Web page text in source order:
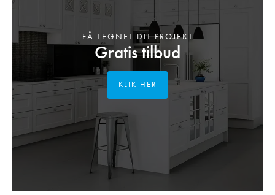
Gratis tilbud
FÅ TEGNET DIT PROJEKT
KLIK HER